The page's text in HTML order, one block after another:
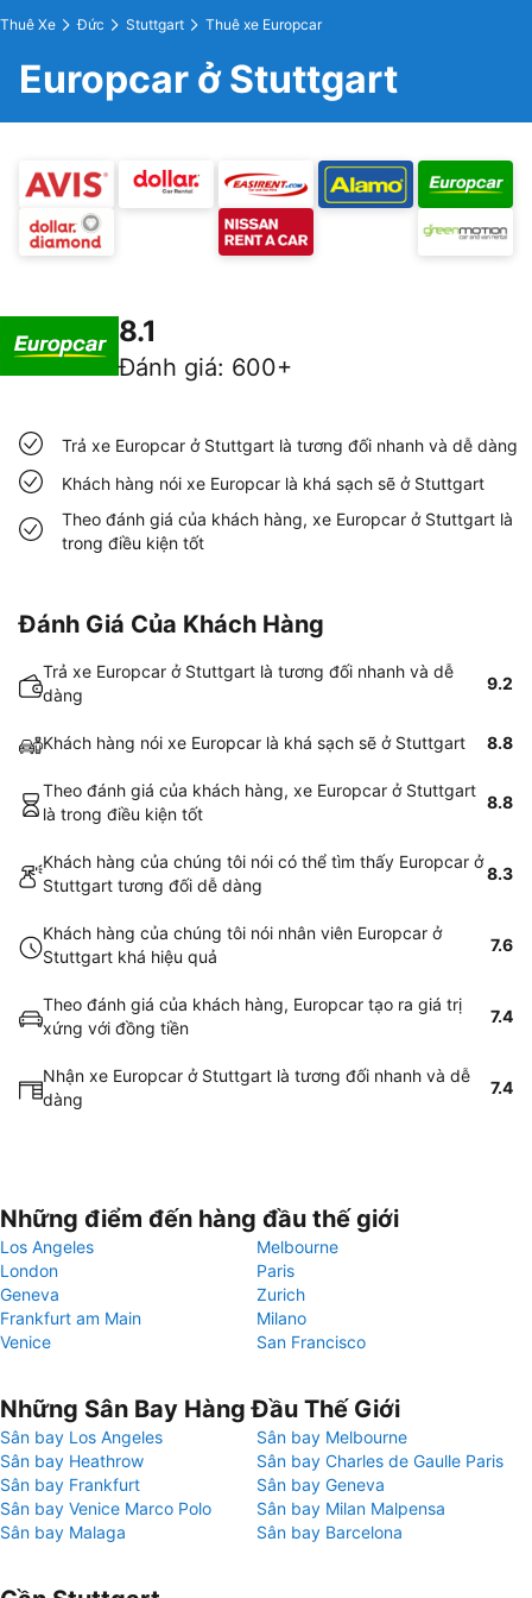
Thuê Xe Đức Stuttgart Thuê xe Europcar
Europcar ở Stuttgart
8.1
Đánh giá: 600+
Trả xe Europcar ở Stuttgart là tương đối nhanh và dễ dàng
Khách hàng nói xe Europcar là khá sạch sẽ ở Stuttgart
Theo đánh giá của khách hàng, xe Europcar ở Stuttgart là
trong điều kiện tốt
Đánh Giá Của Khách Hàng
Trả xe Europcar ở Stuttgart là tương đối nhanh và dễ
dàng
9.2
Khách hàng nói xe Europcar là khá sạch sẽ ở Stuttgart 8.8
Theo đánh giá của khách hàng, xe Europcar ở Stuttgart
là trong điều kiện tốt
8.8
Khách hàng của chúng tôi nói có thể tìm thấy Europcar ở
Stuttgart tương đối dễ dàng
8.3
Khách hàng của chúng tôi nói nhân viên Europcar ở
Stuttgart khá hiệu quả
7.6
Theo đánh giá của khách hàng, Europcar tạo ra giá trị
xứng với đồng tiền
7.4
Nhận xe Europcar ở Stuttgart là tương đối nhanh và dễ
dàng
7.4
Những điểm đến hàng đầu thế giới
Los Angeles
Melbourne
London
Paris
Geneva
Zurich
Frankfurt am Main
Milano
Venice
San Francisco
Những Sân Bay Hàng Đầu Thế Giới
Sân bay Los Angeles
Sân bay Melbourne
Sân bay Heathrow
Sân bay Charles de Gaulle Paris
Sân bay Frankfurt
Sân bay Geneva
Sân bay Venice Marco Polo
Sân bay Milan Malpensa
Sân bay Malaga
Sân bay Barcelona